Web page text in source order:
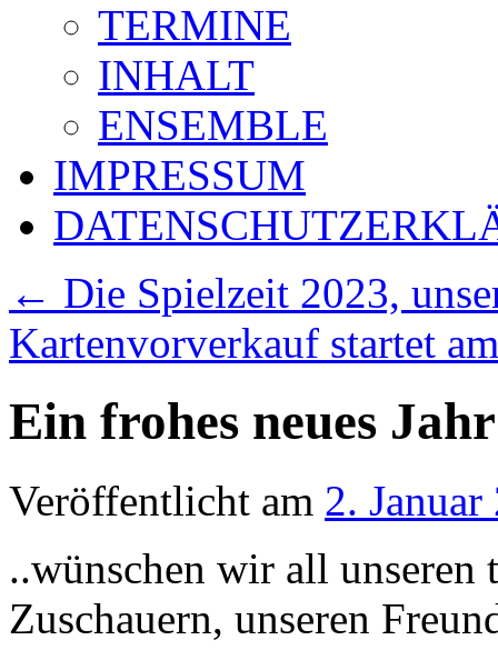
TERMINE
INHALT
ENSEMBLE
IMPRESSUM
← Die Spielzeit 2023,
Kartenvorverkauf startet
Ein frohes neues
Veröffentlicht am 2. Januar
..wünschen wir all unseren
Zuschauern, unseren